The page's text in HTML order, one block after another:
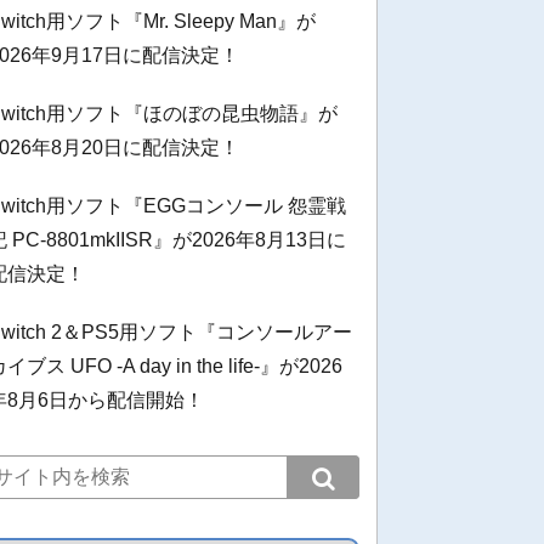
用ソフト『Mr. Sleepy Man』が
年9月17日に配信決定！
用ソフト『ほのぼの昆虫物語』が
年8月20日に配信決定！
用ソフト『EGGコンソール 怨霊戦
PC-8801mkIISR』が2026年8月13日に
信決定！
2＆PS5用ソフト『コンソールアー
イブス UFO -A day in the life-』が2026
8月6日から配信開始！